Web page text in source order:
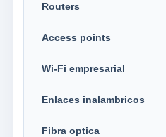
Routers
Access points
Wi-Fi empresarial
Enlaces inalambricos
Fibra optica